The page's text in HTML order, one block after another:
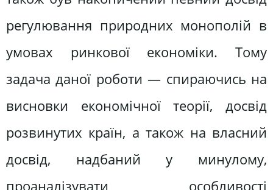
регулювання природних монополій в
умовах ринкової економіки. Тому
задача даної роботи — спираючись на
висновки економічної теорії, досвід
розвинутих країн, а також на власний
досвід, надбаний у минулому,
проаналізувати особливості